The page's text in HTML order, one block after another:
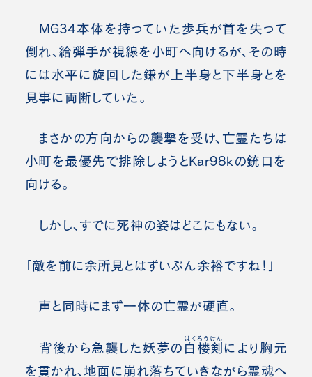
MG34本体を持っていた歩兵が首を失って
倒れ、給弾手が視線を小町へ向けるが、その時
には水平に旋回した鎌が上半身と下半身とを
見事に両断していた。
まさかの方向からの襲撃を受け、亡霊たちは
小町を最優先で排除しようとKar98kの銃口を
向ける。
しかし、すでに死神の姿はどこにもない。
「敵を前に余所見とはずいぶん余裕ですね！」
声と同時にまず一体の亡霊が硬直。
背後から急襲した妖夢の 白楼剣
はくろうけん
により胸元
を貫かれ、地面に崩れ落ちていきながら霊魂へ